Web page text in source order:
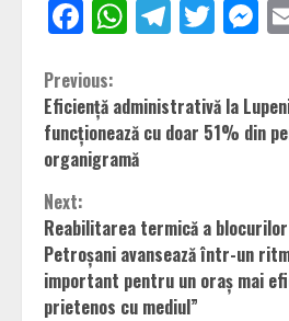
Facebook
Continue
Reading
Previous:
Eficiență administrativă la
funcționează cu doar 51% din
organigramă
Next:
Reabilitarea termică a
Petroșani avansează într-un
important pentru un oraș mai
prietenos cu mediul”